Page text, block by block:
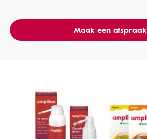
Maak een afspraak